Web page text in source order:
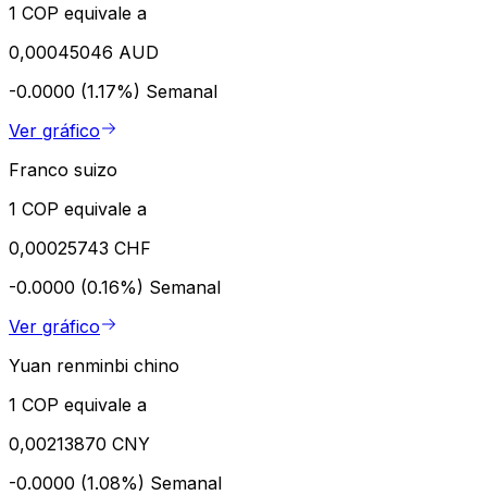
1 COP equivale a
0,00045046 AUD
-0.0000 (1.17%) Semanal
Ver gráfico
Franco suizo
1 COP equivale a
0,00025743 CHF
-0.0000 (0.16%) Semanal
Ver gráfico
Yuan renminbi chino
1 COP equivale a
0,00213870 CNY
-0.0000 (1.08%) Semanal